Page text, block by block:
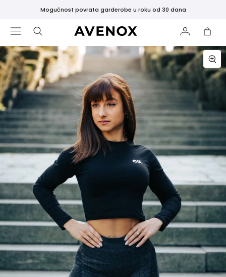
Mogućnost povrata garderobe u roku od 30 dana
POPULARNO
Najprodavanije
Crne
Helanke
Crni
Topovi
i
Majice
Poklon
Kartica
Nova
GARDEROBA
AKSESOARI